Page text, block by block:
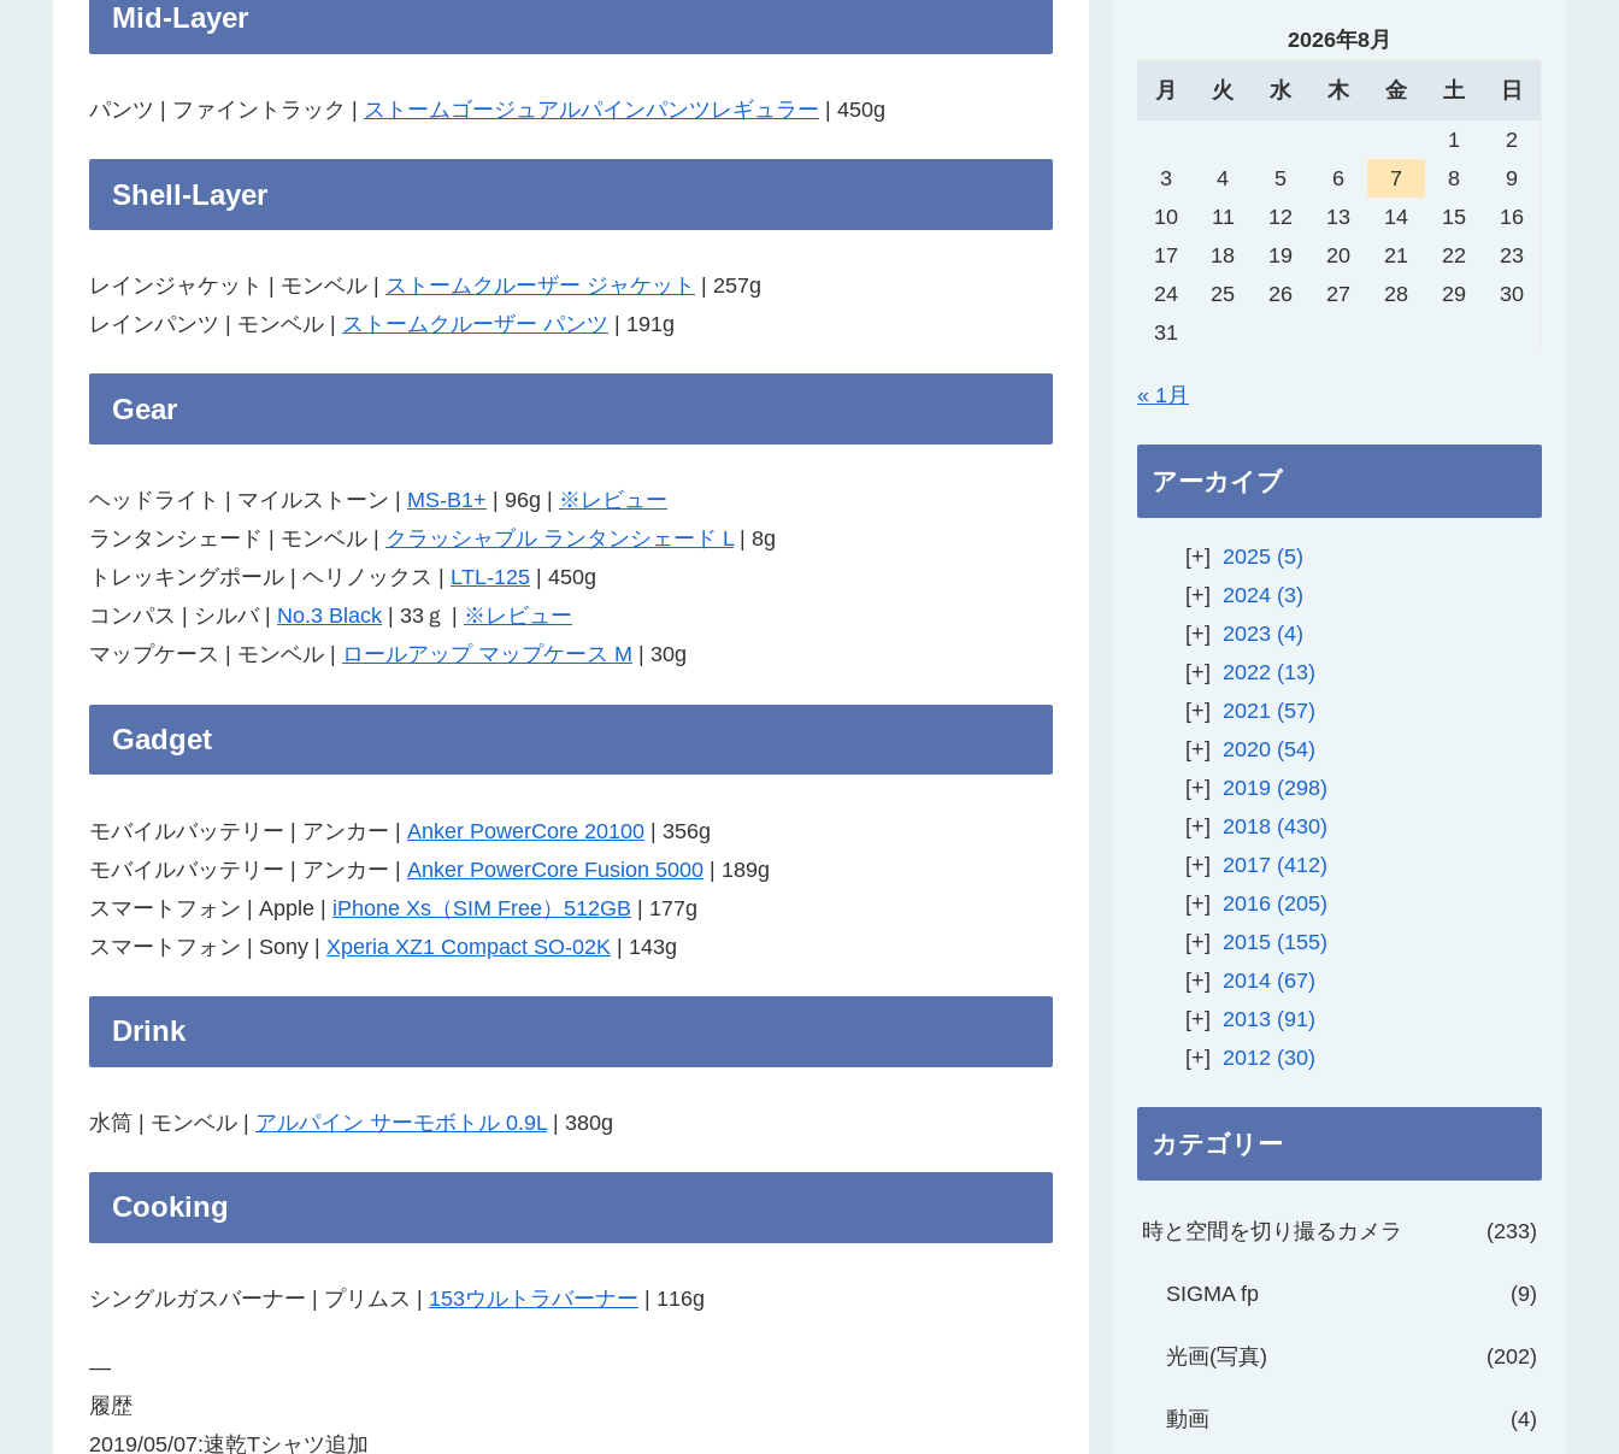
Mid-Layer
パンツ | ファイントラック | ストームゴージュアルパインパンツレギュラー | 450g
Shell-Layer
レインジャケット | モンベル | ストームクルーザー ジャケット
| 257g
レインパンツ | モンベル | ストームクルーザー パンツ | 191g
Gear
ヘッドライト | マイルストーン | MS-B1+ | 96g | ※レビュー
ランタンシェード | モンベル | クラッシャブル ランタンシェード L| 8g
トレッキングポール | ヘリノックス | LTL-125 | 450g
コンパス | シルバ | No.3 Black | 33ｇ | ※レビュー
マップケース | モンベル |
ロールアップ マップケース M | 30g
Gadget
モバイルバッテリー | アンカー | Anker PowerCore 20100 | 356g
モバイルバッテリー | アンカー | Anker PowerCore Fusion 5000 | 189g
スマートフォン | Apple | iPhone Xs（SIM Free）512GB | 177g
スマートフォン | Sony | Xperia XZ1 Compact SO-02K | 143g
Drink
水筒 | モンベル | アルパイン サーモボトル 0.9L| 380g
Cooking
シングルガスバーナー | プリムス | 153ウルトラバーナー | 116g
—
履歴
2019/05/07:速乾Tシャツ追加
2026年8月
月 火 水 木 金 土 日
1
2
3
4 5 6 7 8
9
10
11 12 13 14 15
16
17
18 19 20 21 22
23
24
25 26 27 28 29
30
31
« 1月
アーカイブ
2025 5
2024 3
2023 4
2022
13
2021
57
2020 54
2019 298
2018 430
2017 412
2016 205
2015 155
2014 67
2013 91
2012
30
カテゴリー
時と空間を切り撮るカメラ 233
SIGMA fp 9
光画(写真) 202
動画 4